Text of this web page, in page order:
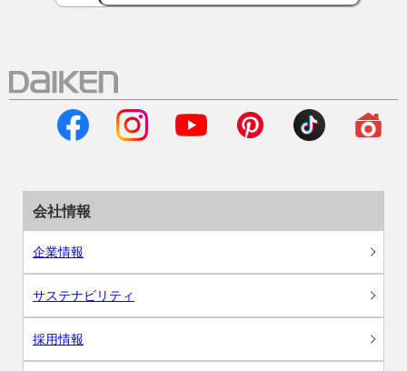
会社情報
企業情報
サステナビリティ
採用情報